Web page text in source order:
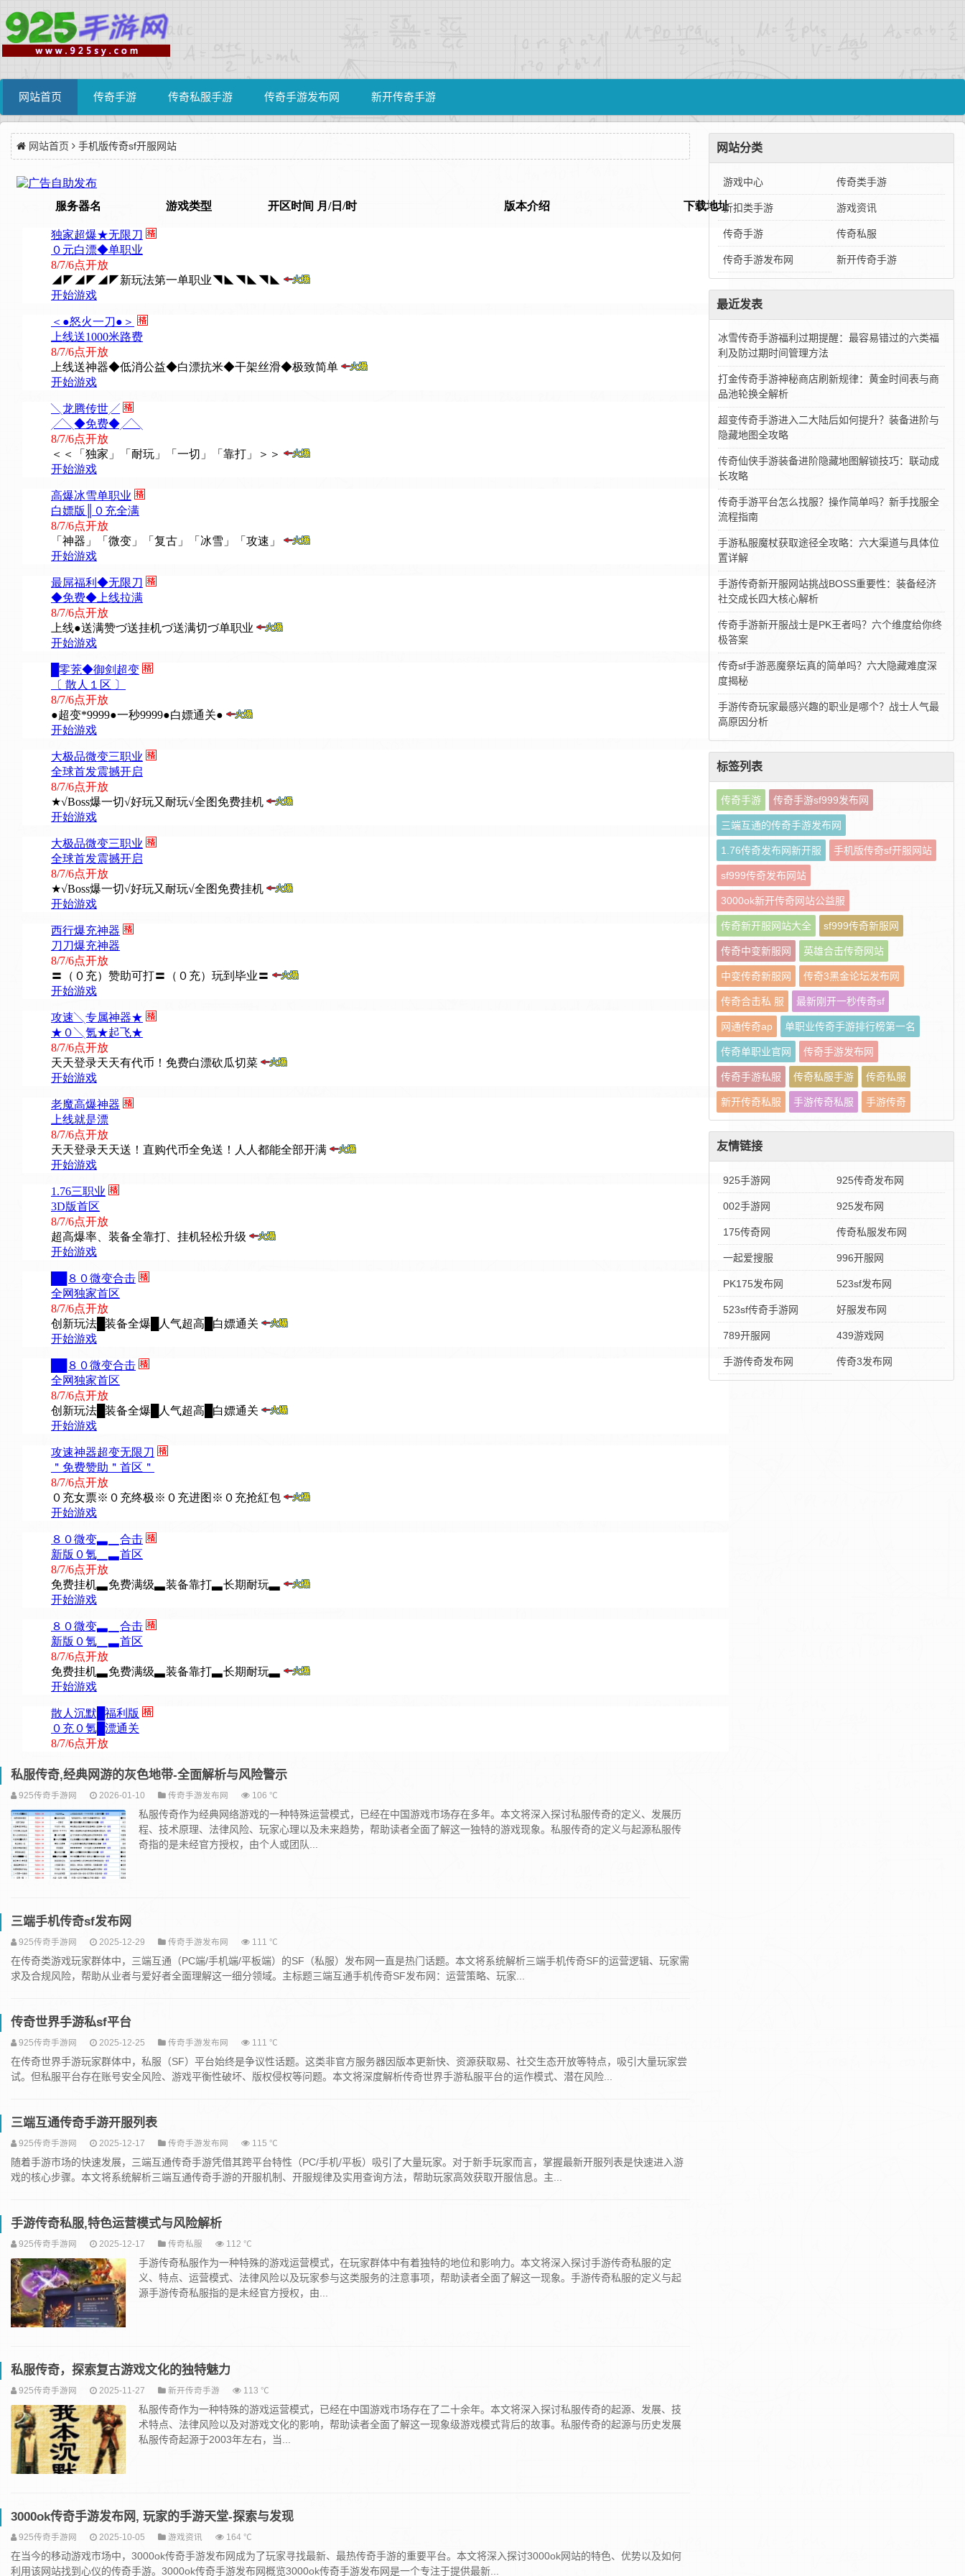
网站首页 传奇手游 传奇私服手游 传奇手游发布网 新开传奇手游
网站首页 手机版传奇sf开服网站
私服传奇,经典网游的灰色地带-全面解析与风险警示
925传奇手游网 2026-01-10 传奇手游发布网 106 ℃
私服传奇作为经典网络游戏的一种特殊运营模式，已经在中国游戏市场存在多年。本文将深入探讨私服传奇的定义、发展历
程、技术原理、法律风险、玩家心理以及未来趋势，帮助读者全面了解这一独特的游戏现象。私服传奇的定义与起源私服传
奇指的是未经官方授权，由个人或团队...
三端手机传奇sf发布网
925传奇手游网 2025-12-29 传奇手游发布网 111 ℃
在传奇类游戏玩家群体中，三端互通（PC端/手机端/平板端）的SF（私服）发布网一直是热门话题。本文将系统解析三端手机传奇SF的运营逻辑、玩家需
求及合规风险，帮助从业者与爱好者全面理解这一细分领域。主标题三端互通手机传奇SF发布网：运营策略、玩家...
传奇世界手游私sf平台
925传奇手游网 2025-12-25 传奇手游发布网 111 ℃
在传奇世界手游玩家群体中，私服（SF）平台始终是争议性话题。这类非官方服务器因版本更新快、资源获取易、社交生态开放等特点，吸引大量玩家尝
试。但私服平台存在账号安全风险、游戏平衡性破坏、版权侵权等问题。本文将深度解析传奇世界手游私服平台的运作模式、潜在风险...
三端互通传奇手游开服列表
925传奇手游网 2025-12-17 传奇手游发布网 115 ℃
随着手游市场的快速发展，三端互通传奇手游凭借其跨平台特性（PC/手机/平板）吸引了大量玩家。对于新手玩家而言，掌握最新开服列表是快速进入游
戏的核心步骤。本文将系统解析三端互通传奇手游的开服机制、开服规律及实用查询方法，帮助玩家高效获取开服信息。主...
手游传奇私服,特色运营模式与风险解析
925传奇手游网 2025-12-17 传奇私服 112 ℃
手游传奇私服作为一种特殊的游戏运营模式，在玩家群体中有着独特的地位和影响力。本文将深入探讨手游传奇私服的定
义、特点、运营模式、法律风险以及玩家参与这类服务的注意事项，帮助读者全面了解这一现象。手游传奇私服的定义与起
源手游传奇私服指的是未经官方授权，由...
私服传奇，探索复古游戏文化的独特魅力
925传奇手游网 2025-11-27 新开传奇手游 113 ℃
私服传奇作为一种特殊的游戏运营模式，已经在中国游戏市场存在了二十余年。本文将深入探讨私服传奇的起源、发展、技
术特点、法律风险以及对游戏文化的影响，帮助读者全面了解这一现象级游戏模式背后的故事。私服传奇的起源与历史发展
私服传奇起源于2003年左右，当...
3000ok传奇手游发布网, 玩家的手游天堂-探索与发现
925传奇手游网 2025-10-05 游戏资讯 164 ℃
在当今的移动游戏市场中，3000ok传奇手游发布网成为了玩家寻找最新、最热传奇手游的重要平台。本文将深入探讨3000ok网站的特色、优势以及如何
利用该网站找到心仪的传奇手游。3000ok传奇手游发布网概览3000ok传奇手游发布网是一个专注于提供最新...
网站分类
游戏中心 传奇类手游
折扣类手游 游戏资讯
传奇手游 传奇私服
传奇手游发布网 新开传奇手游
最近发表
冰雪传奇手游福利过期提醒：最容易错过的六类福
利及防过期时间管理方法
打金传奇手游神秘商店刷新规律：黄金时间表与商
品池轮换全解析
超变传奇手游进入二大陆后如何提升？装备进阶与
隐藏地图全攻略
传奇仙侠手游装备进阶隐藏地图解锁技巧：联动成
长攻略
传奇手游平台怎么找服？操作简单吗？新手找服全
流程指南
手游私服魔杖获取途径全攻略：六大渠道与具体位
置详解
手游传奇新开服网站挑战BOSS重要性：装备经济
社交成长四大核心解析
传奇手游新开服战士是PK王者吗？六个维度给你终
极答案
传奇sf手游恶魔祭坛真的简单吗？六大隐藏难度深
度揭秘
手游传奇玩家最感兴趣的职业是哪个？战士人气最
高原因分析
标签列表
传奇手游 传奇手游sf999发布网
三端互通的传奇手游发布网
1.76传奇发布网新开服 手机版传奇sf开服网站
sf999传奇发布网站
3000ok新开传奇网站公益服
传奇新开服网站大全 sf999传奇新服网
传奇中变新服网 英雄合击传奇网站
中变传奇新服网 传奇3黑金论坛发布网
传奇合击私 服 最新刚开一秒传奇sf
网通传奇ap 单职业传奇手游排行榜第一名
传奇单职业官网 传奇手游发布网
传奇手游私服 传奇私服手游 传奇私服
新开传奇私服 手游传奇私服 手游传奇
友情链接
925手游网 925传奇发布网
002手游网 925发布网
175传奇网 传奇私服发布网
一起爱搜服 996开服网
PK175发布网 523sf发布网
523sf传奇手游网 好服发布网
789开服网 439游戏网
手游传奇发布网 传奇3发布网